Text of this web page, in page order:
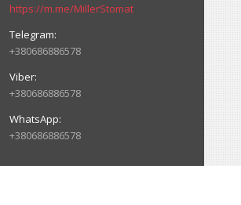
https://m.me/MillerStomat
+380686886578
+380686886578
+380686886578